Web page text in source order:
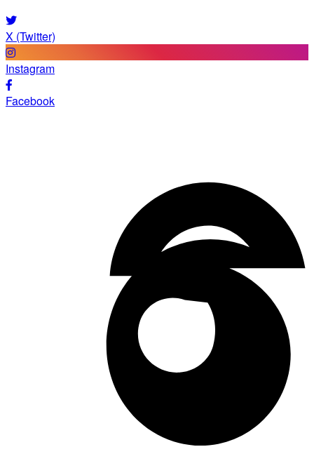
X (Twitter)
Instagram
Facebook